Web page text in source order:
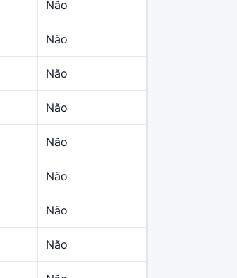
Não
Não
Não
Não
Não
Não
Não
Não